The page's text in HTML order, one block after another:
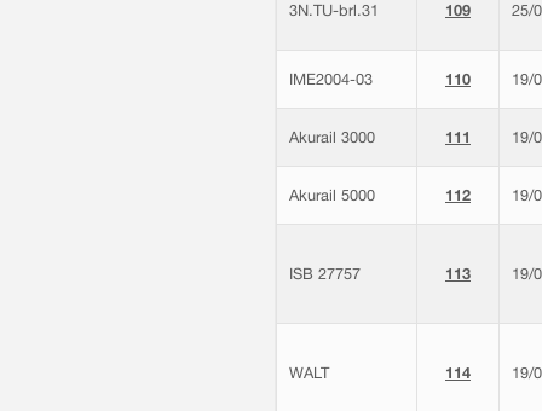
3N.TU-brl.31 109 25/
IME2004-03 110 19/
Akurail 3000 111 19/
Akurail 5000 112 19/
ISB 27757 113 19/
WALT 114 19/